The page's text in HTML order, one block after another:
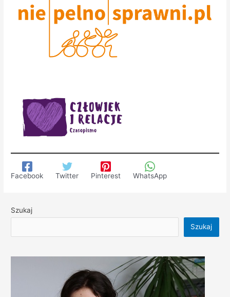
Facebook Twitter Pinterest WhatsApp
Szukaj
Szukaj